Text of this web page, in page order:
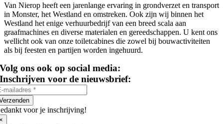
Van Nierop heeft een jarenlange ervaring in grondverzet en transport
in Monster, het Westland en omstreken. Ook zijn wij binnen het
Westland het enige verhuurbedrijf van een breed scala aan
graafmachines en diverse materialen en gereedschappen. U kent ons
wellicht ook van onze toiletcabines die zowel bij bouwactiviteiten
als bij feesten en partijen worden ingehuurd.
Volg ons ook op social media:
Inschrijven voor de nieuwsbrief:
voor je inschrijving!